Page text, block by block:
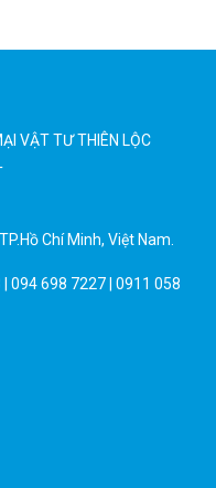
VẬT TƯ THIÊN LỘC
Chí Minh, Việt Nam.
094 698 7227 | 0911 058